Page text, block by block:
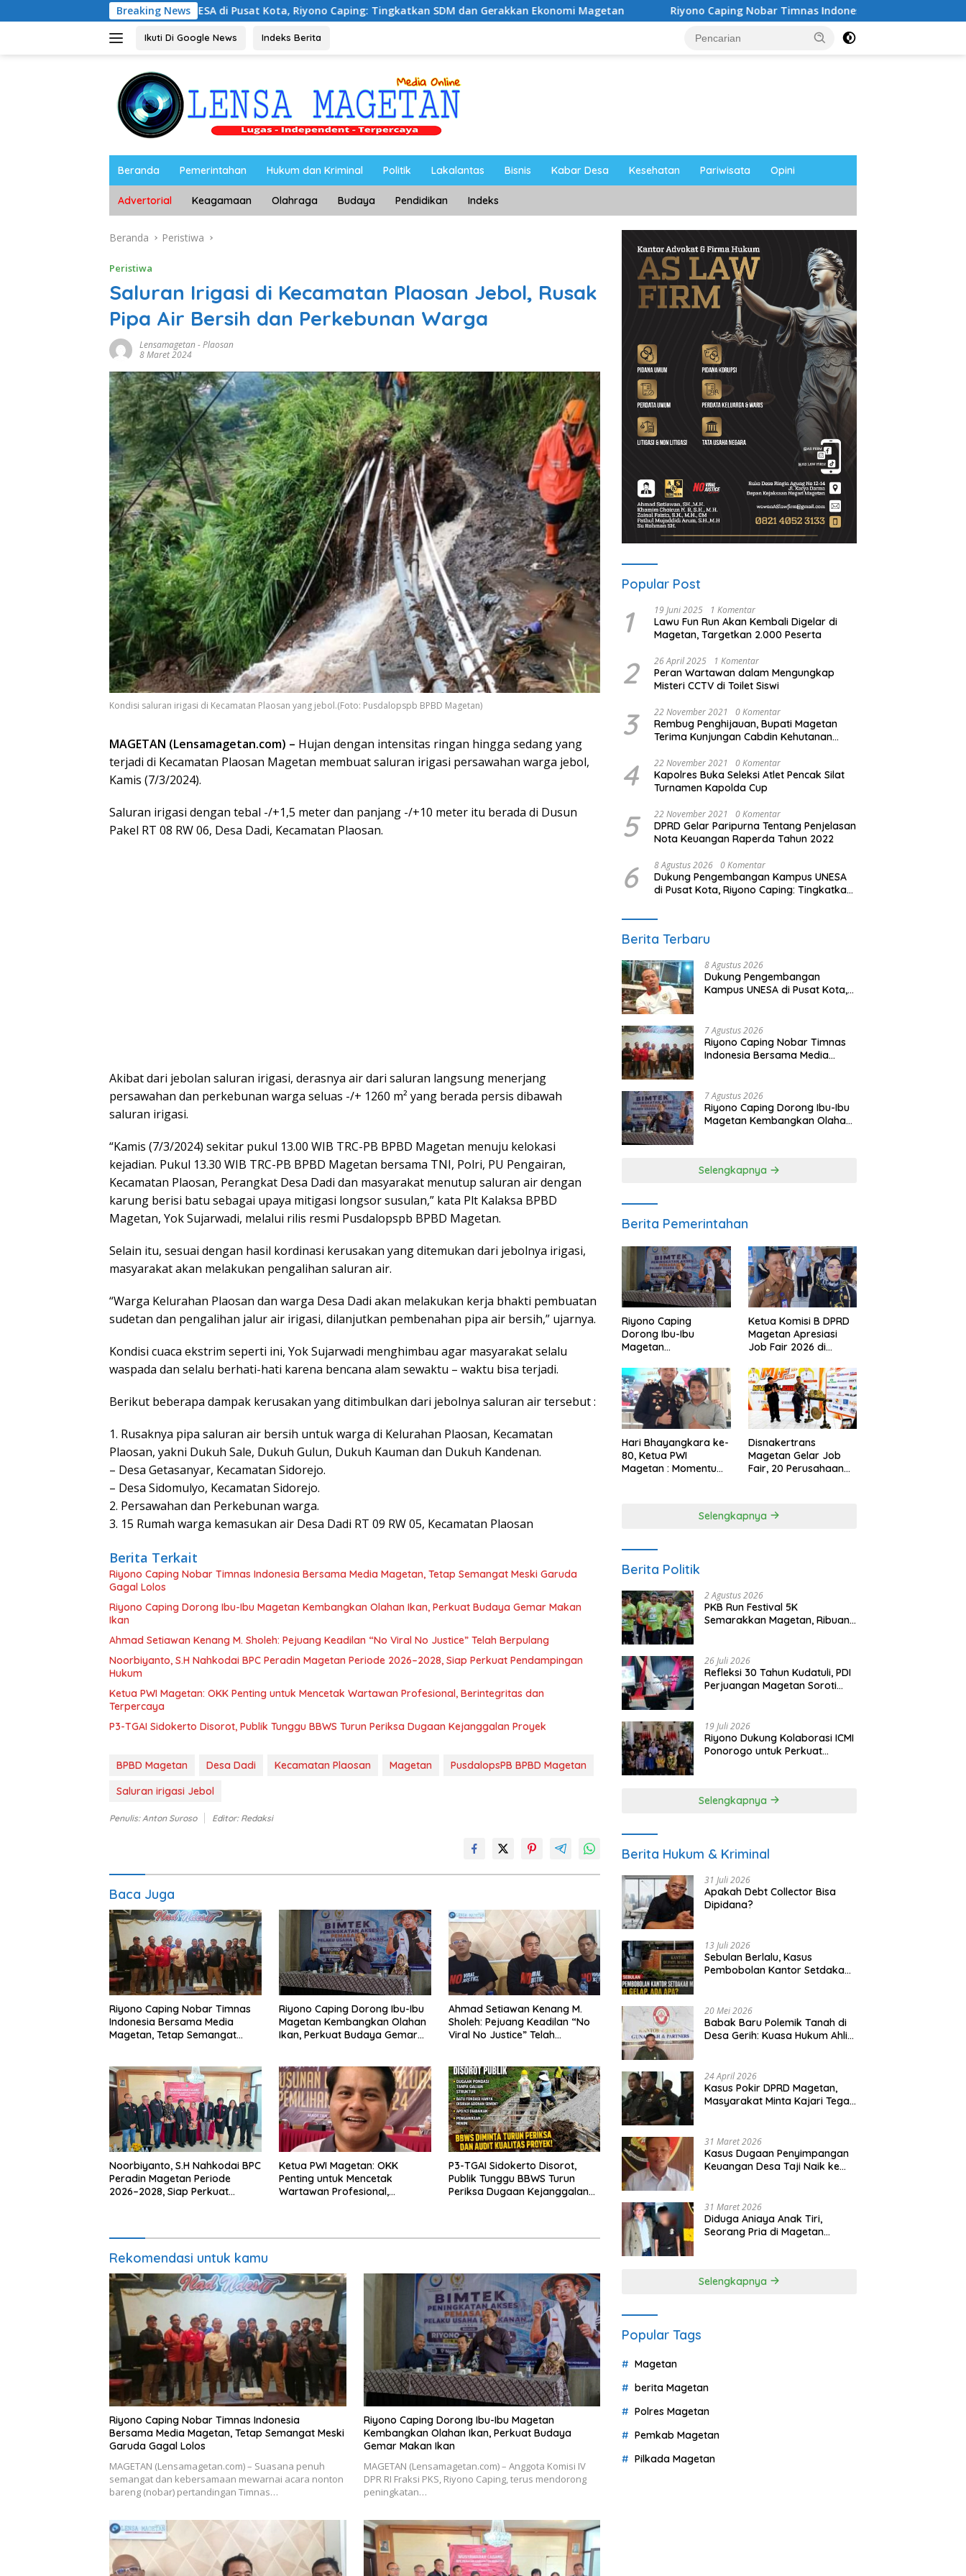
ke
Breaking News
Kampus UNESA di Pusat Kota, Riyono Caping: Tingkatkan SDM dan Gerakkan Ekonomi Magetan Riyono Caping Nobar Timnas Indonesia Bersama Media Magetan, Tetap
Ikuti Di Google News Indeks Berita
Beranda Pemerintahan Hukum dan Kriminal Politik Lakalantas Bisnis Kabar Desa Kesehatan Pariwisata Opini
Advertorial Keagamaan Olahraga Budaya Pendidikan Indeks
Beranda Peristiwa
Peristiwa
Saluran Irigasi di Kecamatan Plaosan Jebol, Rusak
Pipa Air Bersih dan Perkebunan Warga
Lensamagetan-Plaosan
8 Maret 2024
Kondisi saluran irigasi di Kecamatan Plaosan yang jebol.(Foto: Pusdalopspb BPBD Magetan)
MAGETAN (Lensamagetan.com) – Hujan dengan intensitas ringan hingga sedang yang
terjadi di Kecamatan Plaosan Magetan membuat saluran irigasi persawahan warga jebol,
Kamis (7/3/2024).
Saluran irigasi dengan tebal -/+1,5 meter dan panjang -/+10 meter itu berada di Dusun
Pakel RT 08 RW 06, Desa Dadi, Kecamatan Plaosan.
Akibat dari jebolan saluran irigasi, derasnya air dari saluran langsung menerjang
persawahan dan perkebunan warga seluas -/+ 1260 m² yang berada persis dibawah
saluran irigasi.
“Kamis (7/3/2024) sekitar pukul 13.00 WIB TRC-PB BPBD Magetan menuju kelokasi
kejadian. Pukul 13.30 WIB TRC-PB BPBD Magetan bersama TNI, Polri, PU Pengairan,
Kecamatan Plaosan, Perangkat Desa Dadi dan masyarakat menutup saluran air dengan
karung berisi batu sebagai upaya mitigasi longsor susulan,” kata Plt Kalaksa BPBD
Magetan, Yok Sujarwadi, melalui rilis resmi Pusdalopspb BPBD Magetan.
Selain itu, sesuai dengan hasil kordinasi kerusakan yang ditemukan dari jebolnya irigasi,
masyarakat akan melakukan pengalihan saluran air.
“Warga Kelurahan Plaosan dan warga Desa Dadi akan melakukan kerja bhakti pembuatan
sudetan dan pengalihan jalur air irigasi, dilanjutkan pembenahan pipa air bersih,” ujarnya.
Kondisi cuaca ekstrim seperti ini, Yok Sujarwadi menghimbau agar masyarakat selalu
waspada dan selalu berhati-hati karena bencana alam sewaktu – waktu bisa terjadi.
Berikut beberapa dampak kerusakan yang ditimbulkan dari jebolnya saluran air tersebut :
1. Rusaknya pipa saluran air bersih untuk warga di Kelurahan Plaosan, Kecamatan
Plaosan, yakni Dukuh Sale, Dukuh Gulun, Dukuh Kauman dan Dukuh Kandenan.
– Desa Getasanyar, Kecamatan Sidorejo.
– Desa Sidomulyo, Kecamatan Sidorejo.
2. Persawahan dan Perkebunan warga.
3. 15 Rumah warga kemasukan air Desa Dadi RT 09 RW 05, Kecamatan Plaosan
Berita Terkait
Riyono Caping Nobar Timnas Indonesia Bersama Media Magetan, Tetap Semangat Meski Garuda
Gagal Lolos
Riyono Caping Dorong Ibu-Ibu Magetan Kembangkan Olahan Ikan, Perkuat Budaya Gemar Makan
Ikan
Ahmad Setiawan Kenang M. Sholeh: Pejuang Keadilan “No Viral No Justice” Telah Berpulang
Noorbiyanto, S.H Nahkodai BPC Peradin Magetan Periode 2026–2028, Siap Perkuat Pendampingan
Hukum
Ketua PWI Magetan: OKK Penting untuk Mencetak Wartawan Profesional, Berintegritas dan
Terpercaya
P3-TGAI Sidokerto Disorot, Publik Tunggu BBWS Turun Periksa Dugaan Kejanggalan Proyek
BPBD Magetan Desa Dadi Kecamatan Plaosan Magetan
PusdalopsPB BPBD Magetan
Saluran irigasi Jebol
Penulis: Anton Suroso Editor: Redaksi
Baca Juga
Riyono Caping Nobar Timnas
Indonesia Bersama Media
Magetan, Tetap Semangat
Riyono Caping Dorong Ibu-Ibu
Magetan Kembangkan Olahan
Ikan, Perkuat Budaya Gemar
Ahmad Setiawan Kenang M.
Sholeh: Pejuang Keadilan “No
Viral No Justice” Telah
Noorbiyanto, S.H Nahkodai BPC
Peradin Magetan Periode
2026–2028, Siap Perkuat
Ketua PWI Magetan: OKK
Penting untuk Mencetak
Wartawan Profesional,
P3-TGAI Sidokerto Disorot,
Publik Tunggu BBWS Turun
Periksa Dugaan Kejanggalan
Rekomendasi untuk kamu
Riyono Caping Nobar Timnas Indonesia
Bersama Media Magetan, Tetap Semangat Meski
Garuda Gagal Lolos
MAGETAN (Lensamagetan.com) – Suasana penuh
semangat dan kebersamaan mewarnai acara nonton
bareng (nobar) pertandingan Timnas…
Riyono Caping Dorong Ibu-Ibu Magetan
Kembangkan Olahan Ikan, Perkuat Budaya
Gemar Makan Ikan
MAGETAN (Lensamagetan.com) – Anggota Komisi IV
DPR RI Fraksi PKS, Riyono Caping, terus mendorong
peningkatan…
Popular Post
1 19 Juni 2025 1 Komentar
Lawu Fun Run Akan Kembali Digelar di
Magetan, Targetkan 2.000 Peserta
2 26 April 2025 1 Komentar
Peran Wartawan dalam Mengungkap
Misteri CCTV di Toilet Siswi
3 22 November 2021 0 Komentar
Rembug Penghijauan, Bupati Magetan
Terima Kunjungan Cabdin Kehutanan
4 22 November 2021 0 Komentar
Kapolres Buka Seleksi Atlet Pencak Silat
Turnamen Kapolda Cup
5 22 November 2021 0 Komentar
DPRD Gelar Paripurna Tentang Penjelasan
Nota Keuangan Raperda Tahun 2022
6 8 Agustus 2026 0 Komentar
Dukung Pengembangan Kampus UNESA
di Pusat Kota, Riyono Caping: Tingkatkan
Berita Terbaru
8 Agustus 2026
Dukung Pengembangan
Kampus UNESA di Pusat Kota,
Magetan
7 Agustus 2026
Riyono Caping Nobar Timnas
Indonesia Bersama Media
7 Agustus 2026
Riyono Caping Dorong Ibu-Ibu
Magetan Kembangkan Olahan
Selengkapnya
Berita Pemerintahan
Riyono Caping
Dorong Ibu-Ibu
Magetan
Ikan, Perkuat Budaya
Gemar Makan Ikan
Ketua Komisi B DPRD
Magetan Apresiasi
Job Fair 2026 di
Anggaran
Hari Bhayangkara ke-
80, Ketua PWI
Magetan : Momentum
Disnakertrans
Magetan Gelar Job
Fair, 20 Perusahaan
Selengkapnya
Berita Politik
2 Agustus 2026
PKB Run Festival 5K
Semarakkan Magetan, Ribuan
26 Juli 2026
Refleksi 30 Tahun Kudatuli, PDI
Perjuangan Magetan Soroti
19 Juli 2026
Riyono Dukung Kolaborasi ICMI
Ponorogo untuk Perkuat
Selengkapnya
Berita Hukum & Kriminal
31 Juli 2026
Apakah Debt Collector Bisa
Dipidana?
13 Juli 2026
Sebulan Berlalu, Kasus
Pembobolan Kantor Setdakab
20 Mei 2026
Babak Baru Polemik Tanah di
Desa Gerih: Kuasa Hukum Ahli
24 April 2026
Kasus Pokir DPRD Magetan,
Masyarakat Minta Kajari Tegak
31 Maret 2026
Kasus Dugaan Penyimpangan
Keuangan Desa Taji Naik ke
31 Maret 2026
Diduga Aniaya Anak Tiri,
Seorang Pria di Magetan
Selengkapnya
Popular Tags
Magetan
berita Magetan
Polres Magetan
Pemkab Magetan
Pilkada Magetan